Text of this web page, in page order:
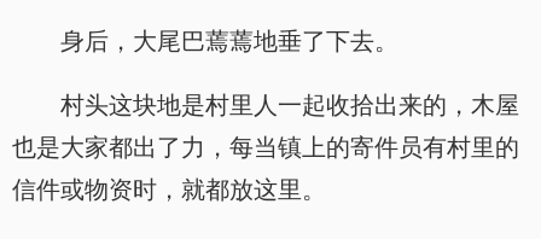
身后，大尾巴蔫蔫地垂了下去。
村头这块地是村里人一起收拾出来的，木屋
也是大家都出了力，每当镇上的寄件员有村里的
信件或物资时，就都放这里。